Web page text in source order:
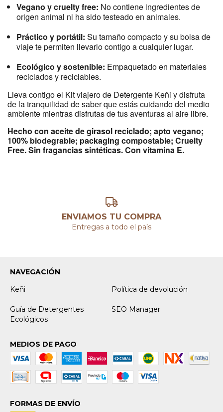
Vegano y cruelty free: No contiene ingredientes de
origen animal ni ha sido testeado en animales.
Práctico y portátil: Su tamaño compacto y su bolsa de
viaje te permiten llevarlo contigo a cualquier lugar.
Ecológico y sostenible: Empaquetado en materiales
reciclados y reciclables.
Lleva contigo el Kit viajero de Detergente Keñi y disfruta
de la tranquilidad de saber que estás cuidando del medio
ambiente mientras disfrutas de tus aventuras al aire libre.
Hecho con aceite de girasol reciclado; apto vegano;
100% biodegrable; packaging compostable; Cruelty
Free. Sin fragancias sintéticas. Con vitamina E.
ENVIAMOS TU COMPRA
Entregas a todo el país
NAVEGACIÓN
Keñi
Política de devolución
Guía de Detergentes
Ecológicos
SEO Manager
MEDIOS DE PAGO
FORMAS DE ENVÍO